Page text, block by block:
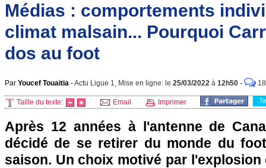
Médias : comportements
climat malsain... Pourquoi
dos au foot
Par Youcef Touaitia -Actu Ligue 1, Mise en ligne: le 25/03/2022 à 12h50 - 18
Taille du texte: Email Imprimer
Après 12 années à l'antenne de
décidé de se retirer du monde du
saison. Un choix motivé par